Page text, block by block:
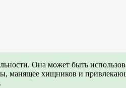
Она может быть
хищников и